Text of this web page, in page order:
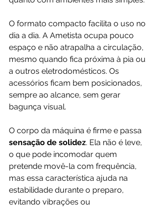
O formato compacto facilita o uso no
dia a dia. A Ametista ocupa pouco
espaço e não atrapalha a circulação,
mesmo quando fica próxima à pia ou
a outros eletrodomésticos. Os
acessórios ficam bem posicionados,
sempre ao alcance, sem gerar
bagunça visual.
O corpo da máquina é firme e passa
sensação de solidez. Ela não é leve,
o que pode incomodar quem
pretende movê-la com frequência,
mas essa característica ajuda na
estabilidade durante o preparo,
evitando vibrações ou